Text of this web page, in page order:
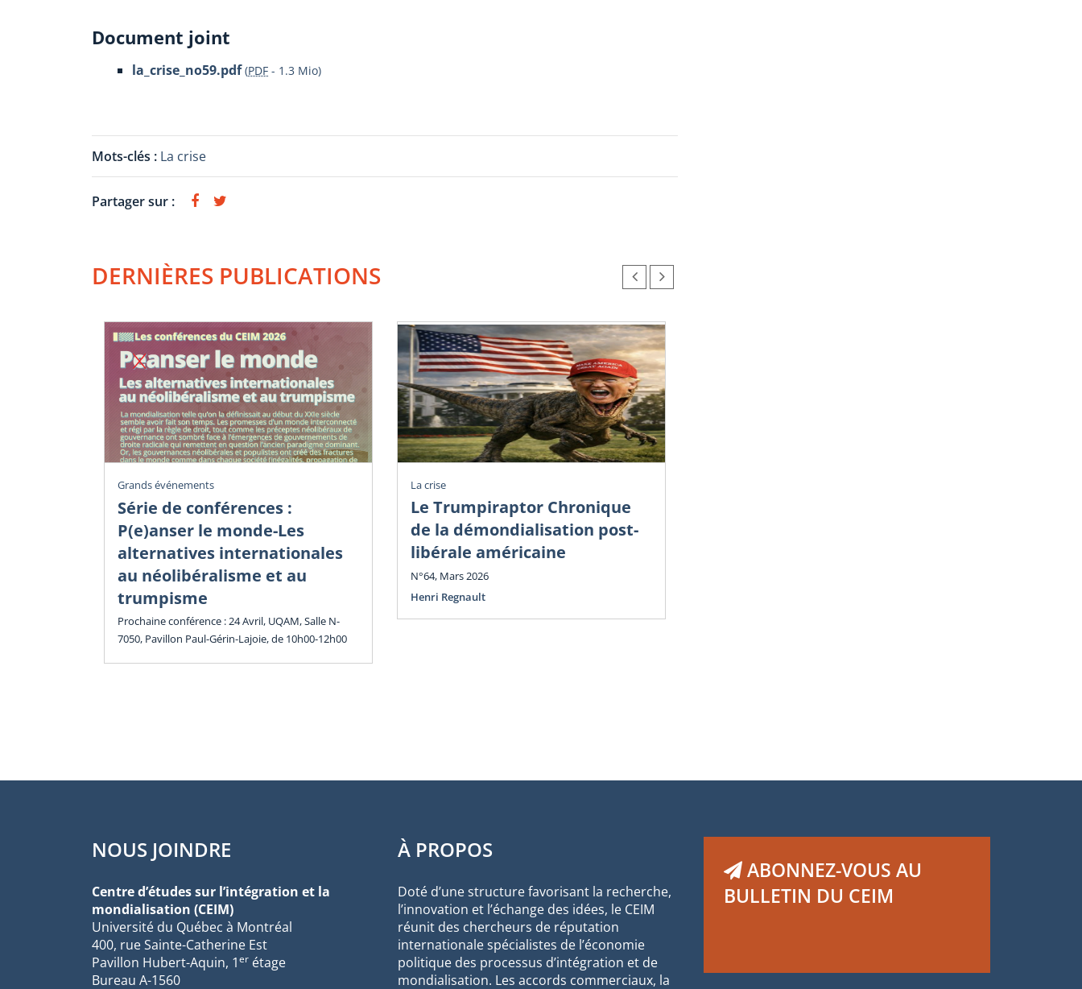
Document joint
la_crise_no59.pdf (PDF - 1.3 Mio)
Mots-clés : La crise
Partager sur :
DERNIÈRES PUBLICATIONS
Grands événements
Série de conférences :
P(e)anser le monde-Les
alternatives internationales
au néolibéralisme et au
trumpisme
Prochaine conférence : 24 Avril, UQAM, Salle N-
7050, Pavillon Paul-Gérin-Lajoie, de 10h00-12h00
La crise
Le Trumpiraptor Chronique
de la démondialisation post-
libérale américaine
N°64, Mars 2026
Henri Regnault
NOUS JOINDRE
Centre d’études sur l’intégration et la
mondialisation (CEIM)
Université du Québec à Montréal
400, rue Sainte-Catherine Est
Pavillon Hubert-Aquin, 1er étage
Bureau A-1560
À PROPOS
Doté d’une structure favorisant la recherche,
l’innovation et l’échange des idées, le CEIM
réunit des chercheurs de réputation
internationale spécialistes de l’économie
politique des processus d’intégration et de
mondialisation. Les accords commerciaux, la
ABONNEZ-VOUS AU
BULLETIN DU CEIM